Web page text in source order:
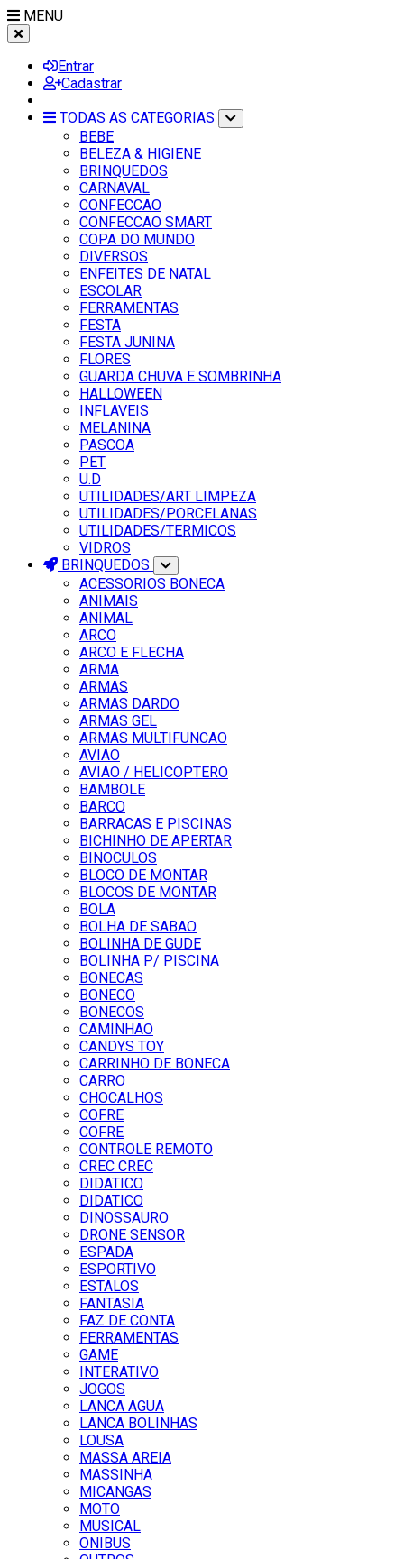
MENU
Entrar
Cadastrar
TODAS AS CATEGORIAS
BEBE
BELEZA & HIGIENE
BRINQUEDOS
CARNAVAL
CONFECCAO
CONFECCAO SMART
COPA DO MUNDO
DIVERSOS
ENFEITES DE NATAL
ESCOLAR
FERRAMENTAS
FESTA
FESTA JUNINA
FLORES
GUARDA CHUVA E SOMBRINHA
HALLOWEEN
INFLAVEIS
MELANINA
PASCOA
PET
U.D
UTILIDADES/ART LIMPEZA
UTILIDADES/PORCELANAS
UTILIDADES/TERMICOS
VIDROS
BRINQUEDOS
ACESSORIOS BONECA
ANIMAIS
ANIMAL
ARCO
ARCO E FLECHA
ARMA
ARMAS
ARMAS DARDO
ARMAS GEL
ARMAS MULTIFUNCAO
AVIAO
AVIAO / HELICOPTERO
BAMBOLE
BARCO
BARRACAS E PISCINAS
BICHINHO DE APERTAR
BINOCULOS
BLOCO DE MONTAR
BLOCOS DE MONTAR
BOLA
BOLHA DE SABAO
BOLINHA DE GUDE
BOLINHA P/ PISCINA
BONECAS
BONECO
BONECOS
CAMINHAO
CANDYS TOY
CARRINHO DE BONECA
CARRO
CHOCALHOS
COFRE
COFRE
CONTROLE REMOTO
CREC CREC
DIDATICO
DIDATICO
DINOSSAURO
DRONE SENSOR
ESPADA
ESPORTIVO
ESTALOS
FANTASIA
FAZ DE CONTA
FERRAMENTAS
GAME
INTERATIVO
JOGOS
LANCA AGUA
LANCA BOLINHAS
LOUSA
MASSA AREIA
MASSINHA
MICANGAS
MOTO
MUSICAL
ONIBUS